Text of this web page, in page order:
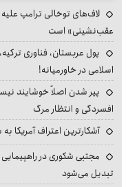
لاف‌های توخالی ترامپ
عقب‌نشینی» است
پول عربستان، فناوری
اسلامی در خاورمیانه!
پیر شدن اصلاً خوشایند
افسردگی و انتظار مرگ
آشکارترین اعتراف آمریکا
مجتبی شکوری در راهپیمایی
تبدیل می‌شود